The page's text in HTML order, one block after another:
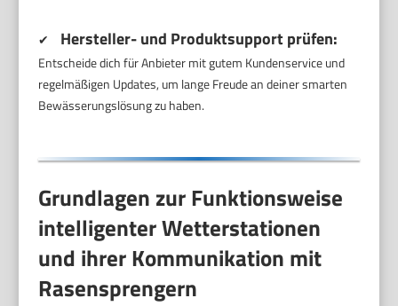
✔ Hersteller- und Produktsupport prüfen:
Entscheide dich für Anbieter mit gutem Kundenservice und
regelmäßigen Updates, um lange Freude an deiner smarten
Bewässerungslösung zu haben.
Grundlagen zur Funktionsweise
intelligenter Wetterstationen
und ihrer Kommunikation mit
Rasensprengern